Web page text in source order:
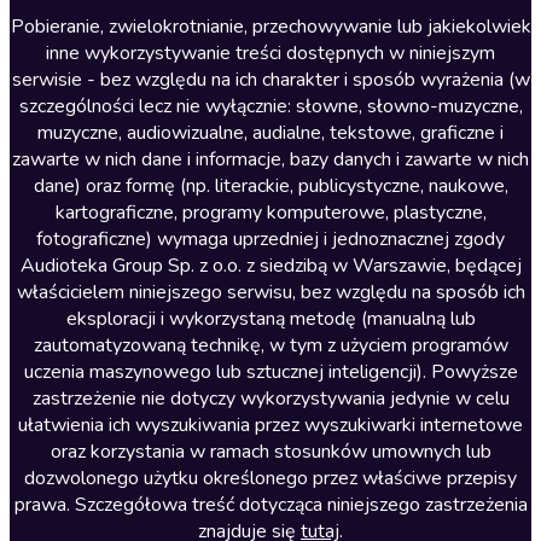
Literatura anglojęzyczna
Literatura faktu
Literatura obyczajowa
Literatura piękna obca
Literatura piękna polska
Nagrania relaksacyjne
Nauka języków
Nauki humanistyczne
Podcasty i audycje
Polityka
Prasa
Religia
Romans
Pobieranie, zwielokrotnianie, przechowywanie lub jakiekolwiek
inne wykorzystywanie treści dostępnych w niniejszym
serwisie - bez względu na ich charakter i sposób wyrażenia (w
szczególności lecz nie wyłącznie: słowne, słowno-muzyczne,
muzyczne, audiowizualne, audialne, tekstowe, graficzne i
zawarte w nich dane i informacje, bazy danych i zawarte w nich
dane) oraz formę (np. literackie, publicystyczne, naukowe,
kartograficzne, programy komputerowe, plastyczne,
fotograficzne) wymaga uprzedniej i jednoznacznej zgody
Audioteka Group Sp. z o.o. z siedzibą w Warszawie, będącej
właścicielem niniejszego serwisu, bez względu na sposób ich
eksploracji i wykorzystaną metodę (manualną lub
zautomatyzowaną technikę, w tym z użyciem programów
uczenia maszynowego lub sztucznej inteligencji). Powyższe
zastrzeżenie nie dotyczy wykorzystywania jedynie w celu
ułatwienia ich wyszukiwania przez wyszukiwarki internetowe
oraz korzystania w ramach stosunków umownych lub
dozwolonego użytku określonego przez właściwe przepisy
prawa. Szczegółowa treść dotycząca niniejszego zastrzeżenia
znajduje się tutaj.